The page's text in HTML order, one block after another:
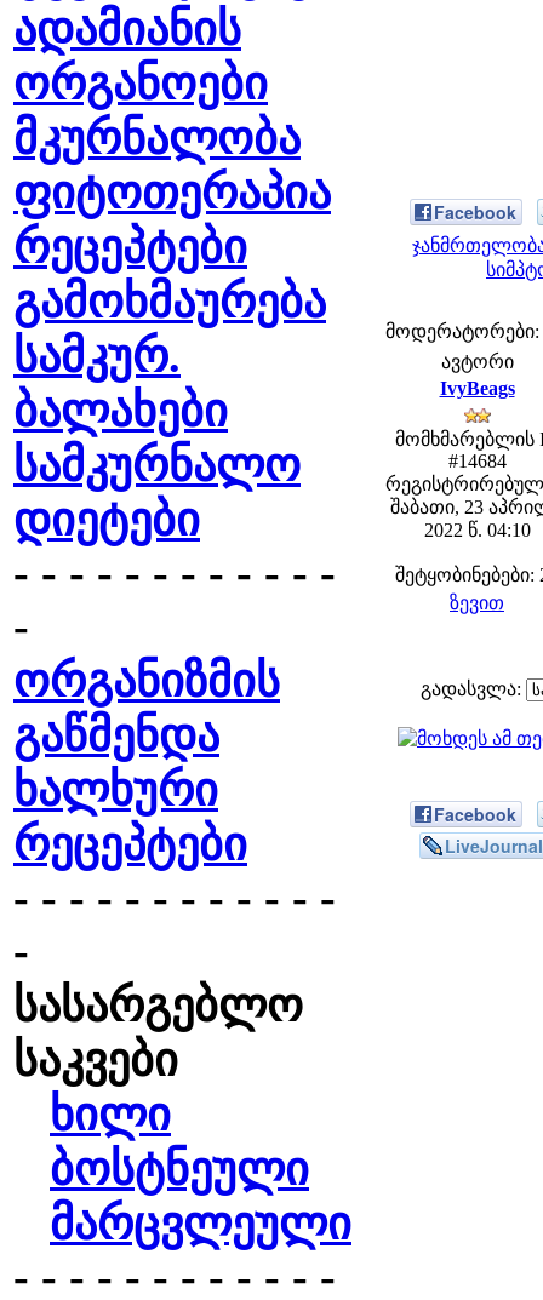
ადამიანის
ორგანოები
მკურნალობა
ფიტოთერაპია
რეცეპტები
გამოხმაურება
სამკურ.
ბალახები
სამკურნალო
დიეტები
- - - - - - - - - - - -
-
ორგანიზმის
გაწმენდა
ხალხური
რეცეპტები
- - - - - - - - - - - -
-
სასარგებლო
საკვები
ხილი
ბოსტნეული
მარცვლეული
- - - - - - - - - - - -
Facebook
მოდერატორები:
ავტორი
IvyBeags
მომხმარებლის
#14684
შაბათი, 23
2022 წ. 04:10
შეტყობინებები:
ზევით
გადასვლა:
Facebook
LiveJournal